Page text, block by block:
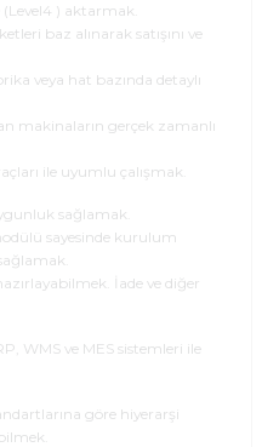
) aktarmak.
baz alınarak satışını ve
veya hat bazında detaylı
makinaların gerçek zamanlı
ile uyumlu çalışmak.
sağlamak.
sayesinde kurulum
İade ve diğer
WMS ve MES sistemleri ile
göre hiyerarşi